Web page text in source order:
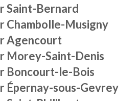
Saint-Bernard
Chambolle-Musigny
Agencourt
Morey-Saint-Denis
Boncourt-le-Bois
Épernay-sous-Gevrey